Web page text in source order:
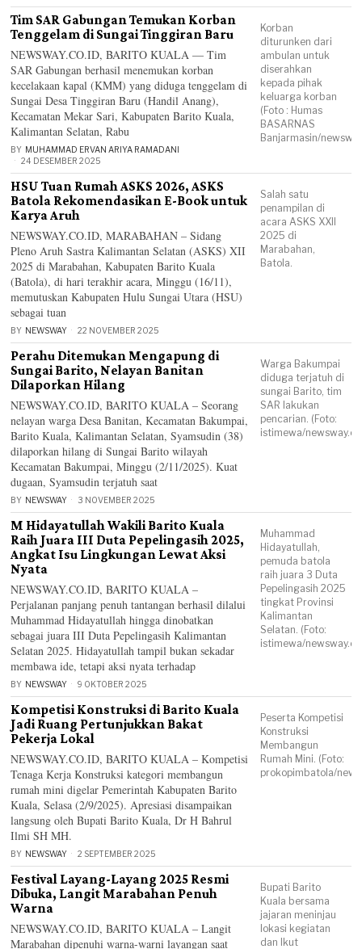
Korban
diturunken dari
ambulan untuk
diserahkan
kepada pihak
keluarga korban
(Foto : Humas
BASARNAS
Banjarmasin/
Tim SAR Gabungan Temukan Korban
Tenggelam di Sungai Tinggiran Baru
NEWSWAY.CO.ID, BARITO KUALA — Tim
SAR Gabungan berhasil menemukan korban
kecelakaan kapal (KMM) yang diduga tenggelam di
Sungai Desa Tinggiran Baru (Handil Anang),
Kecamatan Mekar Sari, Kabupaten Barito Kuala,
Kalimantan Selatan, Rabu
BY MUHAMMAD ERVAN ARIYA RAMADANI
24 DESEMBER 2025
Salah satu
penampilan di
acara ASKS XXII
2025 di
Marabahan,
Batola.
HSU Tuan Rumah ASKS 2026, ASKS
Batola Rekomendasikan E-Book untuk
Karya Aruh
NEWSWAY.CO.ID, MARABAHAN – Sidang
Pleno Aruh Sastra Kalimantan Selatan (ASKS) XII
2025 di Marabahan, Kabupaten Barito Kuala
(Batola), di hari terakhir acara, Minggu (16/11),
memutuskan Kabupaten Hulu Sungai Utara (HSU)
sebagai tuan
BY NEWSWAY 22 NOVEMBER 2025
Warga Bakumpai
diduga terjatuh di
sungai Barito, tim
SAR lakukan
pencarian. (Foto:
istimewa/
Perahu Ditemukan Mengapung di
Sungai Barito, Nelayan Banitan
Dilaporkan Hilang
NEWSWAY.CO.ID, BARITO KUALA – Seorang
nelayan warga Desa Banitan, Kecamatan Bakumpai,
Barito Kuala, Kalimantan Selatan, Syamsudin (38)
dilaporkan hilang di Sungai Barito wilayah
Kecamatan Bakumpai, Minggu (2/11/2025). Kuat
dugaan, Syamsudin terjatuh saat
BY NEWSWAY 3 NOVEMBER 2025
Muhammad
Hidayatullah,
pemuda batola
raih juara 3 Duta
Pepelingasih 2025
tingkat Provinsi
Kalimantan
Selatan. (Foto:
istimewa/
M Hidayatullah Wakili Barito Kuala
Raih Juara III Duta Pepelingasih 2025,
Angkat Isu Lingkungan Lewat Aksi
Nyata
NEWSWAY.CO.ID, BARITO KUALA –
Perjalanan panjang penuh tantangan berhasil dilalui
Muhammad Hidayatullah hingga dinobatkan
sebagai juara III Duta Pepelingasih Kalimantan
Selatan 2025. Hidayatullah tampil bukan sekadar
membawa ide, tetapi aksi nyata terhadap
BY NEWSWAY 9 OKTOBER 2025
Peserta Kompetisi
Konstruksi
Membangun
Rumah Mini. (Foto:
prokopimbatola/
Kompetisi Konstruksi di Barito Kuala
Jadi Ruang Pertunjukkan Bakat
Pekerja Lokal
NEWSWAY.CO.ID, BARITO KUALA – Kompetisi
Tenaga Kerja Konstruksi kategori membangun
rumah mini digelar Pemerintah Kabupaten Barito
Kuala, Selasa (2/9/2025). Apresiasi disampaikan
langsung oleh Bupati Barito Kuala, Dr H Bahrul
Ilmi SH MH.
BY NEWSWAY 2 SEPTEMBER 2025
Bupati Barito
Kuala bersama
jajaran meninjau
lokasi kegiatan
dan Ikut
Festival Layang-Layang 2025 Resmi
Dibuka, Langit Marabahan Penuh
Warna
NEWSWAY.CO.ID, BARITO KUALA – Langit
Marabahan dipenuhi warna-warni layangan saat